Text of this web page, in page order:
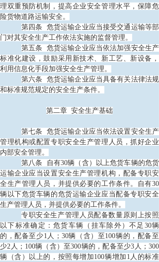
理双重预防机制，提高企业安全管理水平，保障危
险货物道路运输安全。
第四条 危货运输企业应当接受交通运输等部
门对其安全生产工作依法实施的监督管理。
第五条 危货运输企业应当依法加强安全生产
标准化建设，鼓励采用新技术、新工艺、新设备，
利用信息化手段加强安全生产管理。
第六条 危货运输企业应当具备有关法律法规
和标准规范规定的安全生产条件。
第二章 安全生产基础
第七条 危货运输企业应当依法设置安全生产
管理机构或配置专职安全生产管理人员，抓好企业
内部安全管理。
第八条 自有30辆（含）以上危货车辆的危货
运输企业应当设置安全生产管理机构，配备专职安
全生产管理人员，并提供必要的工作条件。自有30
辆以下危货车辆的危货运输企业应当配备专职安全
生产管理人员，并提供必要的工作条件。
专职安全生产管理人员配备数量原则上按照
以下标准确定：危货车辆（挂车除外）不足 30辆
的，配备至少1人；30辆（含）至100辆的，配备至
少2人；100辆（含）至300辆的，配备至少3人；300
辆（含）以上的，按照每增加100辆增加1人的标准